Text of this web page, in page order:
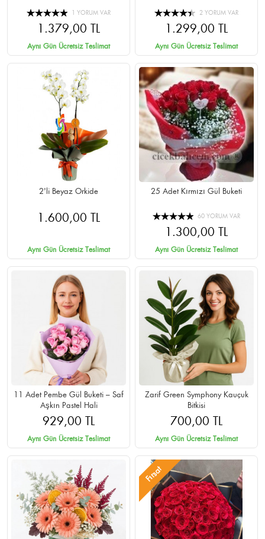
1 YORUM VAR
1.379,00 TL
Aynı Gün Ücretsiz Teslimat
2 YORUM VAR
1.299,00 TL
Aynı Gün Ücretsiz Teslimat
2'li Beyaz Orkide
1.600,00 TL
Aynı Gün Ücretsiz Teslimat
25 Adet Kırmızı Gül Buketi
60 YORUM VAR
1.300,00 TL
Aynı Gün Ücretsiz Teslimat
11 Adet Pembe Gül Buketi – Saf
Aşkın Pastel Hali
929,00 TL
Aynı Gün Ücretsiz Teslimat
Zarif Green Symphony Kauçuk
Bitkisi
700,00 TL
Aynı Gün Ücretsiz Teslimat
Fırsat